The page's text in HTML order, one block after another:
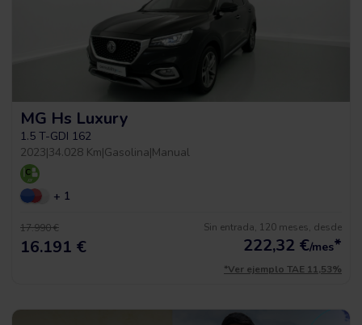
MG Hs Luxury
1.5 T-GDI 162
2023|34.028 Km|Gasolina|Manual
+ 1
17.990 €
16.191 €
Sin entrada, 120 meses, desde
222,32 €/mes*
*Ver ejemplo TAE 11,53%